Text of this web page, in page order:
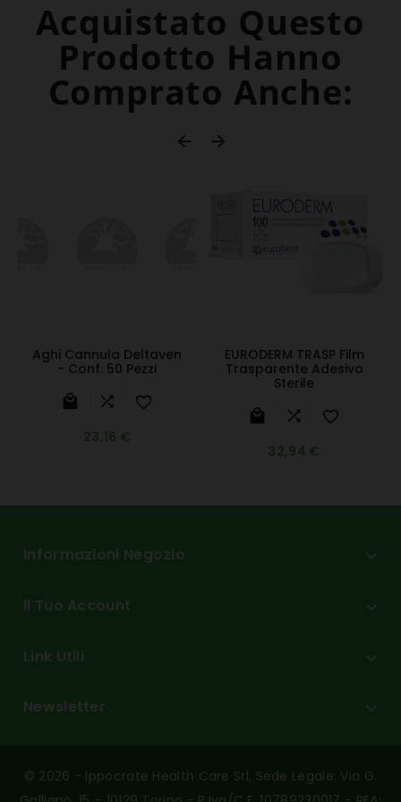
Acquistato Questo
Prodotto Hanno
Comprato Anche:
 
Aghi Cannula Deltaven
- Conf. 50 Pezzi
  
23,16 €
EURODERM TRASP Film
Trasparente Adesivo
Sterile
  
32,94 €
Informazioni Negozio 
Il Tuo Account 
Link Utili 
Newsletter 
© 2026 - Ippocrate Health Care Srl, Sede Legale: Via G.